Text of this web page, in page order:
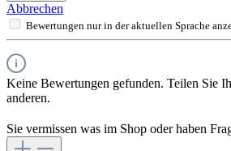
Abbrechen
Bewertungen nur in der aktuellen Sprache
Keine Bewertungen gefunden. Teilen Sie
anderen.
Sie vermissen was im Shop oder haben